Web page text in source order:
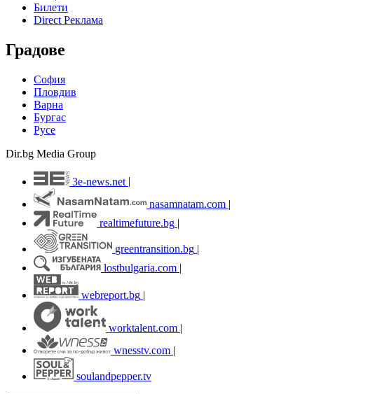
Билети
Direct Реклама
Градове
София
Пловдив
Варна
Бургас
Русе
Dir.bg Media Group
3e-news.net
nasamnatam.com |
realtimefuture.bg |
greentransition.bg |
lostbulgaria.com |
webreport.bg |
worktalent.com |
wnesstv.com |
soulandpepper.tv